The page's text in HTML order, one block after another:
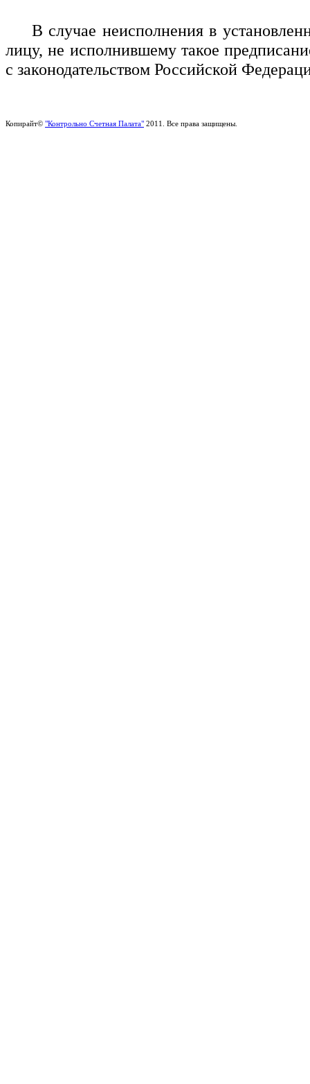
В случае неисполнения в
лицу, не исполнившему такое
с законодательством Российской
Копирайт© "Контрольно Счетная Палата" 2011. Все права защищены.